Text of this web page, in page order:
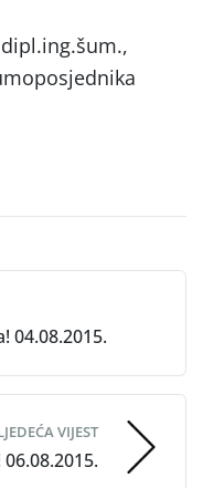
04.08.2015.
VIJEST